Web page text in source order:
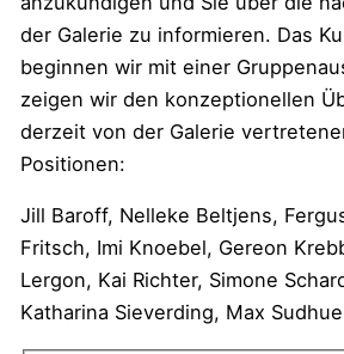
der Galerie zu informieren. Das
beginnen wir mit einer
zeigen wir den konzeptionellen
derzeit von der Galerie
Positionen:
Jill Baroff, Nelleke Beltjens,
Fritsch, Imi Knoebel, Gereon
Lergon, Kai Richter, Simone
Katharina Sieverding, Max